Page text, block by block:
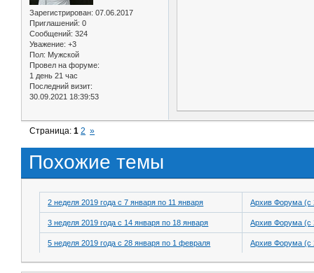
Зарегистрирован: 07.06.2017
Приглашений: 0
Сообщений: 324
Уважение: +3
Пол: Мужской
Провел на форуме:
1 день 21 час
Последний визит:
30.09.2021 18:39:53
Страница:1 2 »
Похожие темы
2 неделя 2019 года с 7 января по 11 января Архив Форума (с
3 неделя 2019 года с 14 января по 18 января Архив Форума (с
5 неделя 2019 года с 28 января по 1 февраля Архив Форума (с